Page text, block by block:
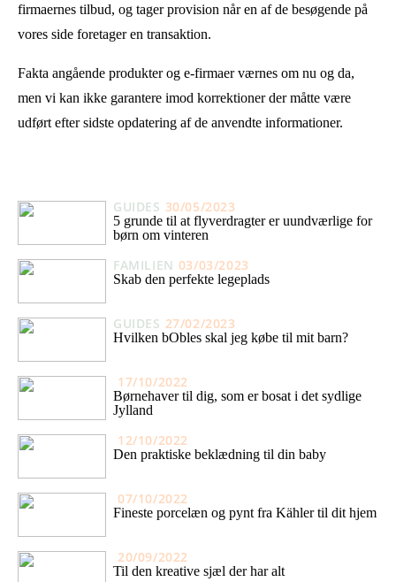
firmaernes tilbud, og tager provision når en af de besøgende på
vores side foretager en transaktion.
Fakta angående produkter og e-firmaer værnes om nu og da,
men vi kan ikke garantere imod korrektioner der måtte være
udført efter sidste opdatering af de anvendte informationer.
GUIDES 30/05/2023
5 grunde til at flyverdragter er uundværlige for
børn om vinteren
FAMILIEN 03/03/2023
Skab den perfekte legeplads
GUIDES 27/02/2023
Hvilken bObles skal jeg købe til mit barn?
17/10/2022
Børnehaver til dig, som er bosat i det sydlige
Jylland
12/10/2022
Den praktiske beklædning til din baby
07/10/2022
Fineste porcelæn og pynt fra Kähler til dit hjem
20/09/2022
Til den kreative sjæl der har alt